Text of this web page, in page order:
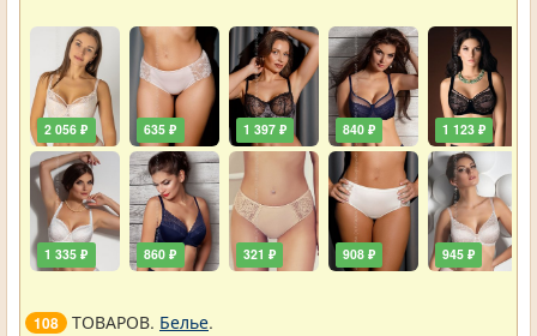
2 056 ₽
1 335 ₽
635 ₽
860 ₽
1 397 ₽
321 ₽
840 ₽
908 ₽
1 123 ₽
945 ₽
108 ТОВАРОВ. Белье.